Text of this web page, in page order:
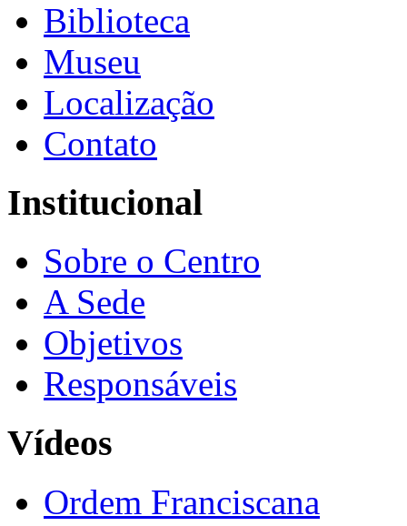
Biblioteca
Museu
Localização
Contato
Institucional
Sobre o Centro
A Sede
Objetivos
Responsáveis
Vídeos
Ordem Franciscana